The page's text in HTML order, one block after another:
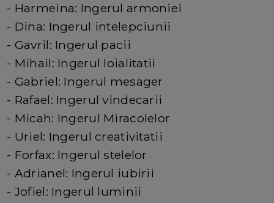
- Harmeina: Ingerul armoniei
- Dina: Ingerul intelepciunii
- Gavril: Ingerul pacii
- Mihail: Ingerul loialitatii
- Gabriel: Ingerul mesager
- Rafael: Ingerul vindecarii
- Micah: Ingerul Miracolelor
- Uriel: Ingerul creativitatii
- Forfax: Ingerul stelelor
- Adrianel: Ingerul iubirii
- Jofiel: Ingerul luminii